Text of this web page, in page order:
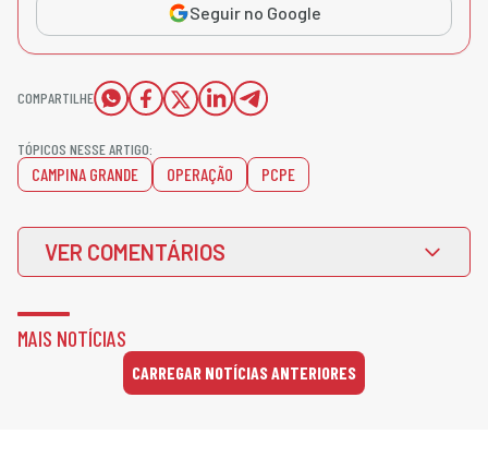
Seguir no Google
COMPARTILHE
TÓPICOS NESSE ARTIGO:
CAMPINA GRANDE OPERAÇÃO PCPE
VER COMENTÁRIOS
MAIS NOTÍCIAS
CARREGAR NOTÍCIAS ANTERIORES